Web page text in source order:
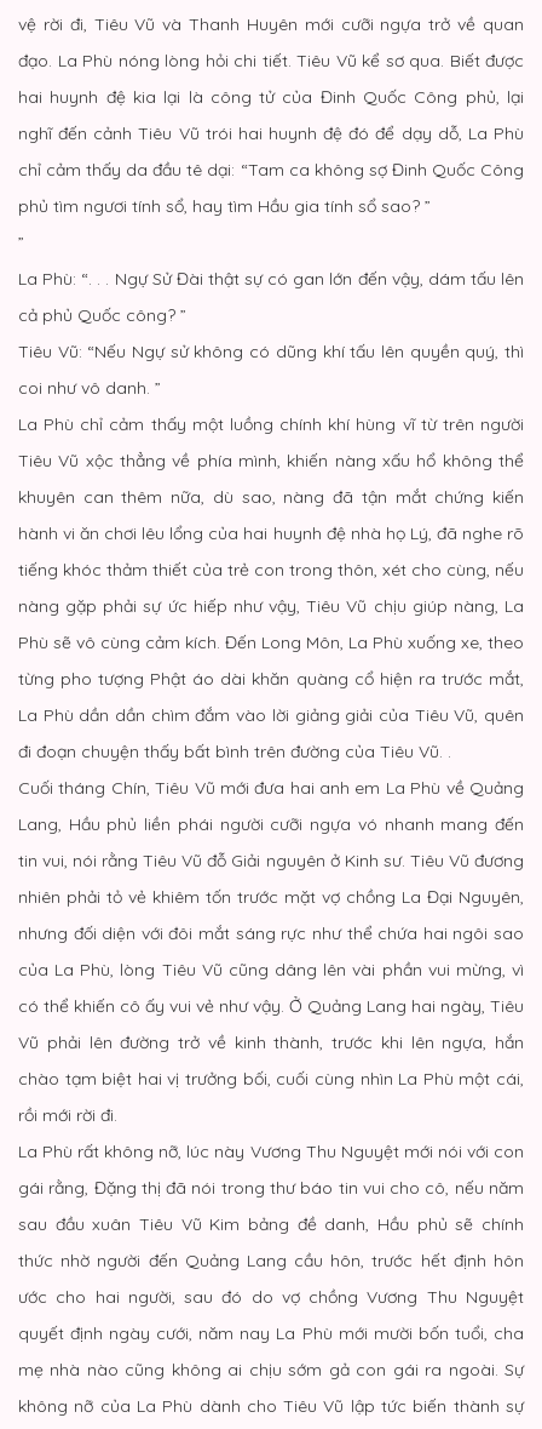
vệ rời đi, Tiêu Vũ và Thanh Huyên mới cưỡi ngựa trở về quan
đạo. La Phù nóng lòng hỏi chi tiết. Tiêu Vũ kể sơ qua. Biết được
hai huynh đệ kia lại là công tử của Đinh Quốc Công phủ, lại
nghĩ đến cảnh Tiêu Vũ trói hai huynh đệ đó để dạy dỗ, La Phù
chỉ cảm thấy da đầu tê dại: “Tam ca không sợ Đinh Quốc Công
phủ tìm ngươi tính sổ, hay tìm Hầu gia tính sổ sao? ”
”
La Phù: “. . . Ngự Sử Đài thật sự có gan lớn đến vậy, dám tấu lên
cả phủ Quốc công? ”
Tiêu Vũ: “Nếu Ngự sử không có dũng khí tấu lên quyền quý, thì
coi như vô danh. ”
La Phù chỉ cảm thấy một luồng chính khí hùng vĩ từ trên người
Tiêu Vũ xộc thẳng về phía mình, khiến nàng xấu hổ không thể
khuyên can thêm nữa, dù sao, nàng đã tận mắt chứng kiến
hành vi ăn chơi lêu lổng của hai huynh đệ nhà họ Lý, đã nghe rõ
tiếng khóc thảm thiết của trẻ con trong thôn, xét cho cùng, nếu
nàng gặp phải sự ức hiếp như vậy, Tiêu Vũ chịu giúp nàng, La
Phù sẽ vô cùng cảm kích. Đến Long Môn, La Phù xuống xe, theo
từng pho tượng Phật áo dài khăn quàng cổ hiện ra trước mắt,
La Phù dần dần chìm đắm vào lời giảng giải của Tiêu Vũ, quên
đi đoạn chuyện thấy bất bình trên đường của Tiêu Vũ. .
Cuối tháng Chín, Tiêu Vũ mới đưa hai anh em La Phù về Quảng
Lang, Hầu phủ liền phái người cưỡi ngựa vó nhanh mang đến
tin vui, nói rằng Tiêu Vũ đỗ Giải nguyên ở Kinh sư. Tiêu Vũ đương
nhiên phải tỏ vẻ khiêm tốn trước mặt vợ chồng La Đại Nguyên,
nhưng đối diện với đôi mắt sáng rực như thể chứa hai ngôi sao
của La Phù, lòng Tiêu Vũ cũng dâng lên vài phần vui mừng, vì
có thể khiến cô ấy vui vẻ như vậy. Ở Quảng Lang hai ngày, Tiêu
Vũ phải lên đường trở về kinh thành, trước khi lên ngựa, hắn
chào tạm biệt hai vị trưởng bối, cuối cùng nhìn La Phù một cái,
rồi mới rời đi.
La Phù rất không nỡ, lúc này Vương Thu Nguyệt mới nói với con
gái rằng, Đặng thị đã nói trong thư báo tin vui cho cô, nếu năm
sau đầu xuân Tiêu Vũ Kim bảng đề danh, Hầu phủ sẽ chính
thức nhờ người đến Quảng Lang cầu hôn, trước hết định hôn
ước cho hai người, sau đó do vợ chồng Vương Thu Nguyệt
quyết định ngày cưới, năm nay La Phù mới mười bốn tuổi, cha
mẹ nhà nào cũng không ai chịu sớm gả con gái ra ngoài. Sự
không nỡ của La Phù dành cho Tiêu Vũ lập tức biến thành sự